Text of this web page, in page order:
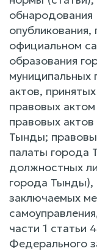
официальном
образования
муниципальных
актов,
правовых
правовых
Тынды;
палаты города
должностных
города Тынды),
заключаемых
части 1 статьи
Федерального